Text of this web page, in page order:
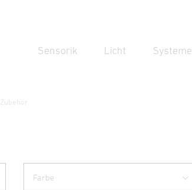
Sensorik Licht Systeme
Zubehör
Farbe